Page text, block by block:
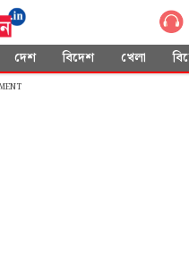
দেশ বিদেশ খেলা